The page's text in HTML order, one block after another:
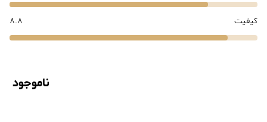
کیفیت 8.8
ناموجود